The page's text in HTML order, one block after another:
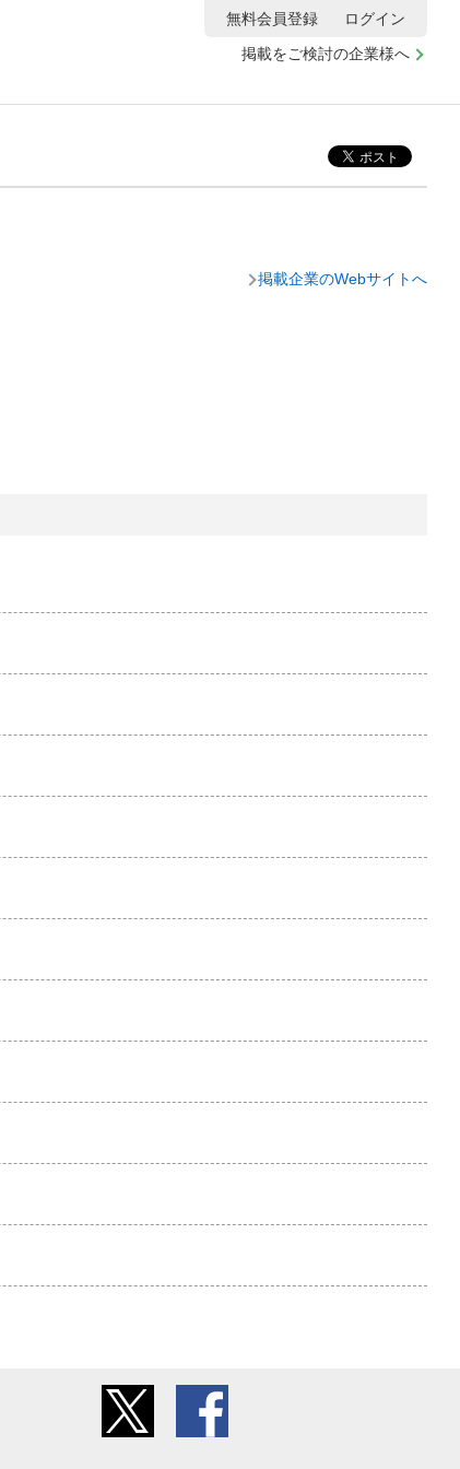
掲載をご検討の企業様へ
無料会員登録 ログイン
掲載企業のWebサイトへ